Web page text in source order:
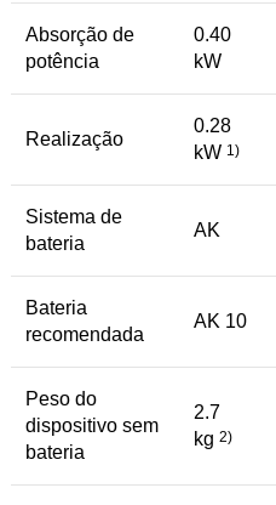
Absorção de
potência
0.40
kW
Realização
0.28
kW 1)
Sistema de
bateria
AK
Bateria
recomendada
AK 10
Peso do
dispositivo sem
bateria
2.7
kg 2)